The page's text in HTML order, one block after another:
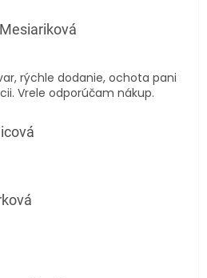
je 5 z 5 hvězdiček.
rýchle dodanie, ochota pani
Vrele odporúčam nákup.
je 5 z 5 hvězdiček.
je 5 z 5 hvězdiček.